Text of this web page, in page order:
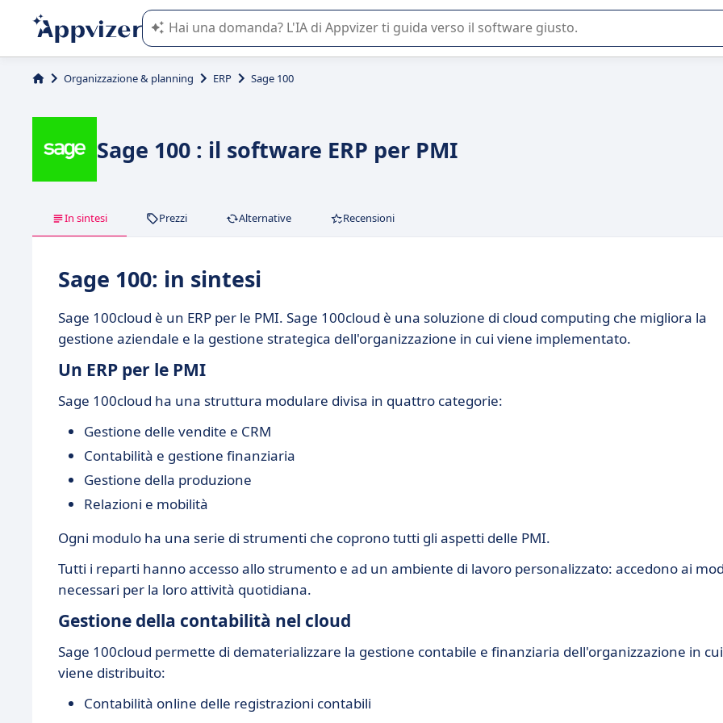
L'IA di Appvizer vi guida nell'utilizzo o nella scelta di un software SaaS per la vostra azienda.
Organizzazione & planning ERP Sage 100
Sage 100 : il software ERP per PMI
In sintesi Prezzi Alternative Recensioni
Sage 100: in sintesi
Sage 100cloud è un ERP per le PMI. Sage 100cloud è una soluzione di cloud computing che migliora la
gestione aziendale e la gestione strategica dell'organizzazione in cui viene implementato.
Un ERP per le PMI
Sage 100cloud ha una struttura modulare divisa in quattro categorie:
Gestione delle vendite e CRM
Contabilità e gestione finanziaria
Gestione della produzione
Relazioni e mobilità
Ogni modulo ha una serie di strumenti che coprono tutti gli aspetti delle PMI.
Tutti i reparti hanno accesso allo strumento e ad un ambiente di lavoro personalizzato: accedono ai
necessari per la loro attività quotidiana.
Gestione della contabilità nel cloud
Sage 100cloud permette di dematerializzare la gestione contabile e finanziaria dell'organizzazione in cui
viene distribuito:
Contabilità online delle registrazioni contabili